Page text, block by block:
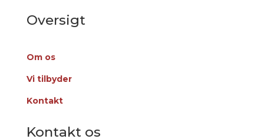
Oversigt
Om os
Vi tilbyder
Kontakt
Kontakt os